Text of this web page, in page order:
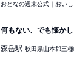
おとなの週末公式｜おい
何もない、でも懐かし
森岳駅 秋田県山本郡三